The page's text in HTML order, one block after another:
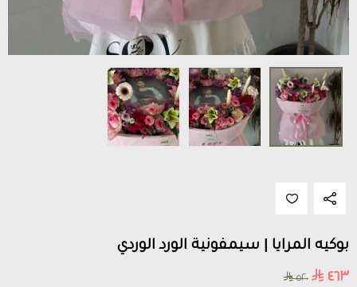
بوكيه المرايا | سيمفونية الورد الوردي
٤٦٣
٥٢٠